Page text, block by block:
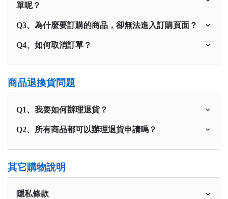
單呢？
Q3、為什麼要訂購的商品，卻無法進入訂購頁面？
Q4、如何取消訂單？
商品退換貨問題
Q1、我要如何辦理退貨？
Q2、所有商品都可以辦理退貨申請嗎？
其它購物說明
隱私條款